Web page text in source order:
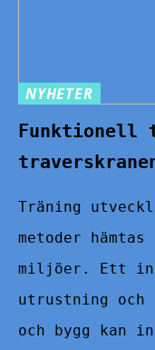
NYHETER
Funktionell
Träning
metoder
miljöer. Ett
utrustning
och bygg kan